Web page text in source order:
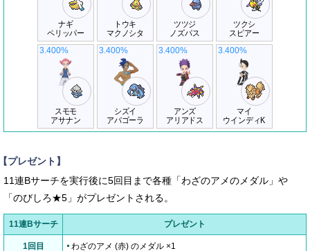
ナギ
ペリッパー
トウキ
マクノシタ
ツツジ
ノズパス
ツクシ
スピアー
スモモ
アサナン
3.400%
シズイ
アバゴーラ
3.400%
アンズ
アリアドス
3.400%
マイ
ウインディK
3.400%
プレゼント】
11連Bサーチを実行後に5回目まで各種「わざのアメのメダル」や
「のびしろ★5」がプレゼントされる。
11連Bサーチ プレゼント
1回目 わざのアメ (赤) のメダル ×1